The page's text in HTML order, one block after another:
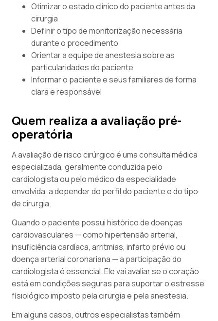
Otimizar o estado clínico do paciente antes da
cirurgia
Definir o tipo de monitorização necessária
durante o procedimento
Orientar a equipe de anestesia sobre as
particularidades do paciente
Informar o paciente e seus familiares de forma
clara e responsável
Quem realiza a avaliação pré-
operatória
A avaliação de risco cirúrgico é uma consulta médica
especializada, geralmente conduzida pelo
cardiologista ou pelo médico da especialidade
envolvida, a depender do perfil do paciente e do tipo
de cirurgia.
Quando o paciente possui histórico de doenças
cardiovasculares — como hipertensão arterial,
insuficiência cardíaca, arritmias, infarto prévio ou
doença arterial coronariana — a participação do
cardiologista é essencial. Ele vai avaliar se o coração
está em condições seguras para suportar o estresse
fisiológico imposto pela cirurgia e pela anestesia.
Em alguns casos, outros especialistas também